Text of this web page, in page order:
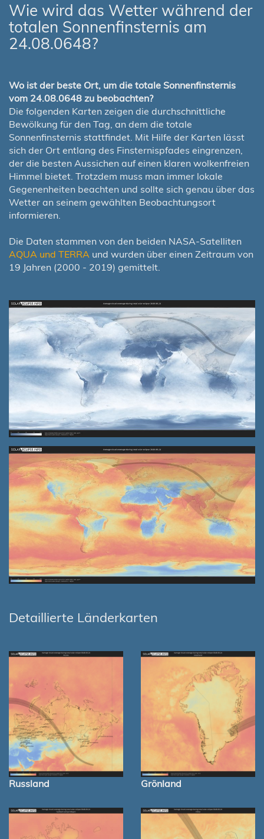
Wie wird das Wetter während der
totalen Sonnenfinsternis am
24.08.0648?
Wo ist der beste Ort, um die totale Sonnenfinsternis
vom 24.08.0648 zu beobachten?
Die folgenden Karten zeigen die durchschnittliche
Bewölkung für den Tag, an dem die totale
Sonnenfinsternis stattfindet. Mit Hilfe der Karten lässt
sich der Ort entlang des Finsternispfades eingrenzen,
der die besten Aussichen auf einen klaren wolkenfreien
Himmel bietet. Trotzdem muss man immer lokale
Gegenenheiten beachten und sollte sich genau über das
Wetter an seinem gewählten Beobachtungsort
informieren.
Die Daten stammen von den beiden NASA-Satelliten
AQUA und TERRA und wurden über einen Zeitraum von
19 Jahren (2000 - 2019) gemittelt.
Detaillierte Länderkarten
Russland Grönland